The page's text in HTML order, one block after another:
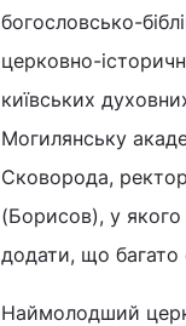
богословсько-
церковно-
київських
Могилянську
Сковорода,
(Борисов), у якого
додати, що багато
Наймолодший